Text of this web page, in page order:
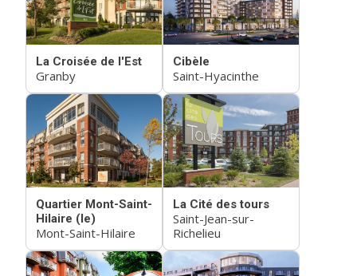
La Croisée de l'Est
Granby
Cibèle
Saint-Hyacinthe
Quartier Mont-Saint-
Hilaire (le)
Mont-Saint-Hilaire
La Cité des tours
Saint-Jean-sur-
Richelieu